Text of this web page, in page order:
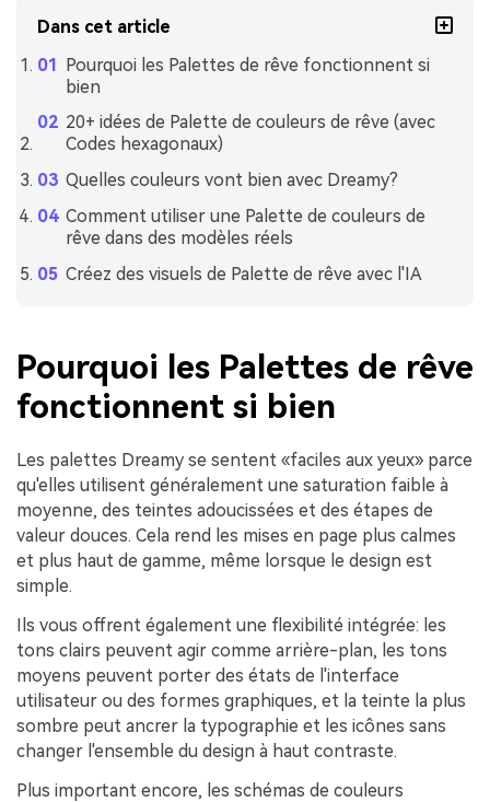
Dans cet article
Pourquoi les Palettes de rêve fonctionnent si
bien
20+ idées de Palette de couleurs de rêve (avec
Codes hexagonaux)
Quelles couleurs vont bien avec Dreamy?
Comment utiliser une Palette de couleurs de
rêve dans des modèles réels
Créez des visuels de Palette de rêve avec l'IA
Pourquoi les Palettes de rêve
fonctionnent si bien
Les palettes Dreamy se sentent «faciles aux yeux» parce
qu'elles utilisent généralement une saturation faible à
moyenne, des teintes adoucissées et des étapes de
valeur douces. Cela rend les mises en page plus calmes
et plus haut de gamme, même lorsque le design est
simple.
Ils vous offrent également une flexibilité intégrée: les
tons clairs peuvent agir comme arrière-plan, les tons
moyens peuvent porter des états de l'interface
utilisateur ou des formes graphiques, et la teinte la plus
sombre peut ancrer la typographie et les icônes sans
changer l'ensemble du design à haut contraste.
Plus important encore, les schémas de couleurs